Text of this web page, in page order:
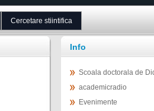
Cercetare stiintifica
Info
Scoala doctorala de
academicradio
Evenimente